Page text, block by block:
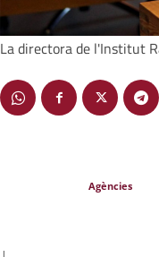
La directora de l'Institut
Agències